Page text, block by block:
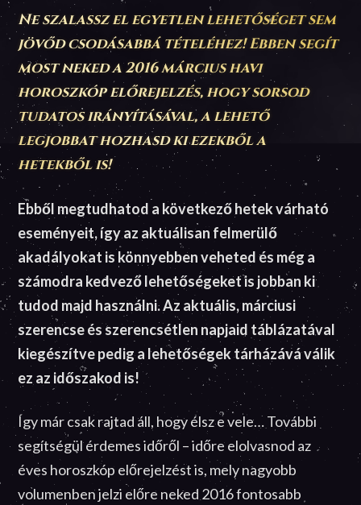
Ne szalassz el egyetlen lehetőséget sem
jövőd csodásabbá tételéhez! Ebben segít
most neked a 2016 március havi
horoszkóp előrejelzés, hogy sorsod
tudatos irányításával, a lehető
legjobbat hozhasd ki ezekből a
hetekből is!
Ebből megtudhatod a következő hetek várható
eseményeit, így az aktuálisan felmerülő
akadályokat is könnyebben veheted és még a
számodra kedvező lehetőségeket is jobban ki
tudod majd használni. Az aktuális, márciusi
szerencse és szerencsétlen napjaid táblázatával
kiegészítve pedig a lehetőségek tárházává válik
ez az időszakod is!
Így már csak rajtad áll, hogy élsz e vele… További
segítségül érdemes időről – időre elolvasnod az
éves horoszkóp előrejelzést is, mely nagyobb
volumenben jelzi előre neked 2016 fontosabb